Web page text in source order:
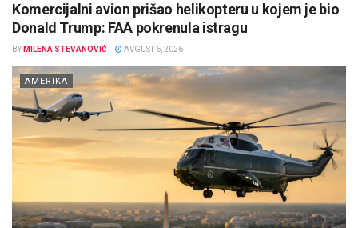
Komercijalni avion prišao helikopteru u kojem je bio
Donald Trump: FAA pokrenula istragu
BY MILENA STEVANOVIĆ AVGUST 6, 2026
AMERIKA